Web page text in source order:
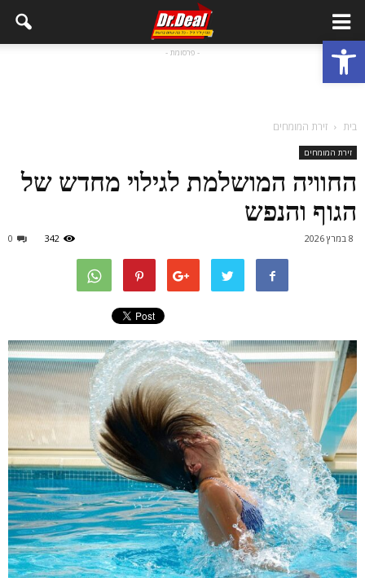
פתח סרגל נגישות - פרסומת -
בית זירת המומחים
זירת המומחים
החוויה המושלמת לגילוי מחדש של
הגוף והנפש
8 במרץ 2026 0 342